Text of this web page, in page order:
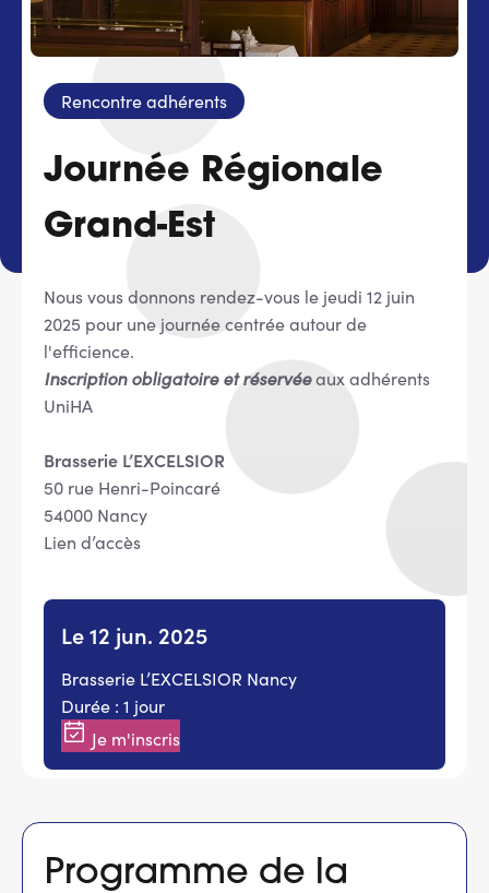
Services adhérents
Top
Recrutement
Espace presse
Aide & contact
Rencontre adhérents
Journée Régionale
Grand-Est
Nous vous donnons rendez-vous le jeudi 12 juin
2025 pour une journée centrée autour de
l'efficience.
Inscription obligatoire et réservéeaux adhérents
UniHA
Brasserie L’EXCELSIOR
50 rue Henri-Poincaré
54000 Nancy
Lien d’accès
Le 12 jun. 2025
Brasserie L’EXCELSIOR Nancy
Durée : 1 jour
Je m'inscris
Programme de la